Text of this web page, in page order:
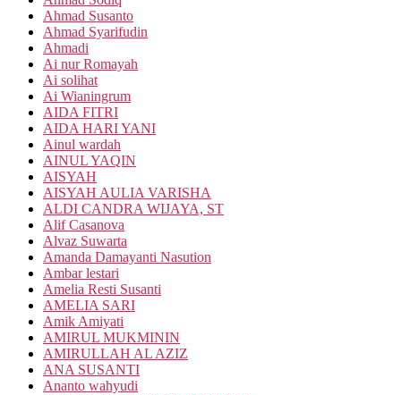
Ahmad Susanto
Ahmad Syarifudin
Ahmadi
Ai nur Romayah
Ai solihat
Ai Wianingrum
AIDA FITRI
AIDA HARI YANI
Ainul wardah
AINUL YAQIN
AISYAH
AISYAH AULIA VARISHA
ALDI CANDRA WIJAYA, ST
Alif Casanova
Alvaz Suwarta
Amanda Damayanti Nasution
Ambar lestari
Amelia Resti Susanti
AMELIA SARI
Amik Amiyati
AMIRUL MUKMININ
AMIRULLAH AL AZIZ
ANA SUSANTI
Ananto wahyudi